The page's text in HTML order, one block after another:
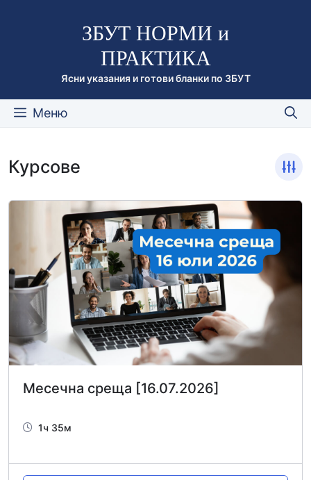
съдържаниетоЗБУТ НОРМИ и
ПРАКТИКА
Ясни указания и готови бланки по ЗБУТ
Меню
Курсове
Месечна среща [16.07.2026]
1ч 35м